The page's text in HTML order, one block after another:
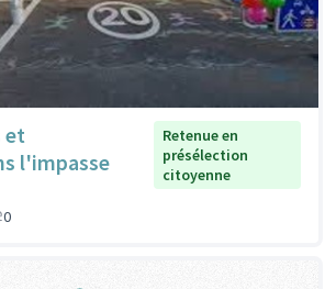
et
l'impasse
Retenue en
présélection
citoyenne
0